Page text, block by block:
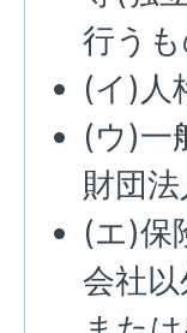
行う
(イ)人
(ウ)一
財団法
(エ)保
会社